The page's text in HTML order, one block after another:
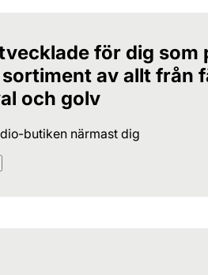
för dig som
av allt från
och golv
butiken närmast dig